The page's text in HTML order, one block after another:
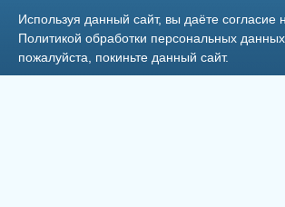
Используя данный сайт, вы даёте согласие
Политикой обработки персональных данных
пожалуйста, покиньте данный сайт.